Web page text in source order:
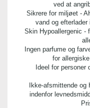
ved at
Sikrere for miljøet -
vand og
Skin Hypoallergenic -
Ingen parfume og
for
Ideel for personer
Ikke-afsmittende
indenfor